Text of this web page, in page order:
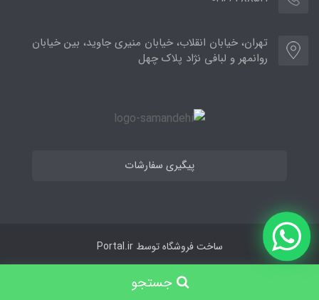
جستجو
تهران، خیابان انقلاب، خیابان منیری جاوید، بین خیابان
روانمهر و لبافی نژاد پلاک چهل
پیگیری سفارشات
ساخت فروشگاه توسطPortal.ir